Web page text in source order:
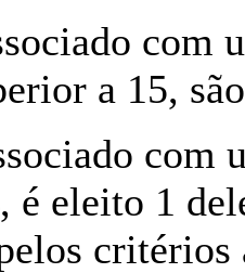
com
a 15,
com
é eleito 1
critérios